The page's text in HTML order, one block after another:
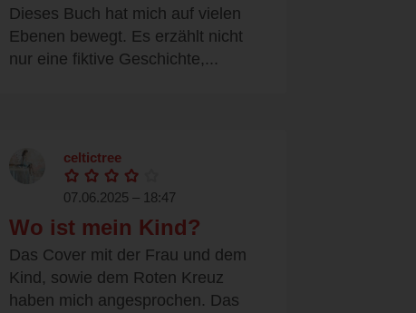
Dieses Buch hat mich auf vielen
Ebenen bewegt. Es erzählt nicht
nur eine fiktive Geschichte,...
celtictree
07.06.2025 – 18:47
Wo ist mein Kind?
Das Cover mit der Frau und dem
Kind, sowie dem Roten Kreuz
haben mich angesprochen. Das